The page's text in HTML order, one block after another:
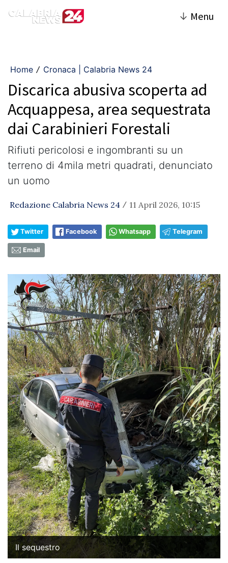
↓ Menu
Home / Cronaca | Calabria News 24
Discarica abusiva scoperta ad
Acquappesa, area sequestrata
dai Carabinieri Forestali
Rifiuti pericolosi e ingombranti su un
terreno di 4mila metri quadrati, denunciato
un uomo
Redazione Calabria News 24 / 11 April 2026, 10:15
Twitter Facebook Whatsapp Telegram
Email
Il sequestro